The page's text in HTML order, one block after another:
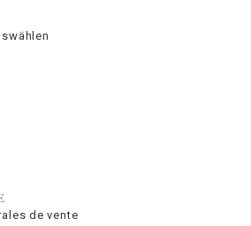
de vente